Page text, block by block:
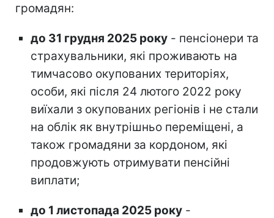
громадян:
до 31 грудня 2025 року - пенсіонери та
страхувальники, які проживають на
тимчасово окупованих територіях,
особи, які після 24 лютого 2022 року
виїхали з окупованих регіонів і не стали
на облік як внутрішньо переміщені, а
також громадяни за кордоном, які
продовжують отримувати пенсійні
виплати;
до 1 листопада 2025 року -